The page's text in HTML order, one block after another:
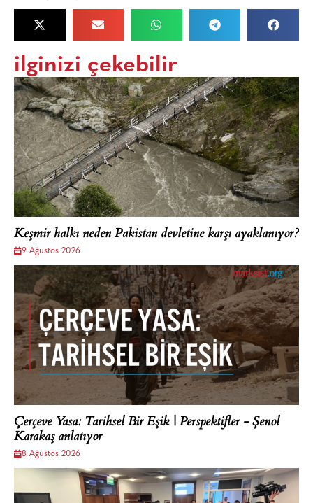
ilginizi çekebilir
Keşmir halkı neden Pakistan devletine karşı ayaklanıyor?
9 Ağustos 2026
Çerçeve Yasa: Tarihsel Bir Eşik | Perspektifler - Şenol
Karakaş anlatıyor
8 Ağustos 2026